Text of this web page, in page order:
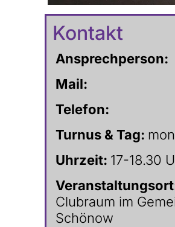
Kontakt
Ansprechperson:
Mail:
Telefon:
Turnus & Tag:
Uhrzeit: 17-18.30
Clubraum im
Schönow